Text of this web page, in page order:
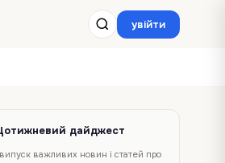
увійти
дайджест
важливих новин і статей про